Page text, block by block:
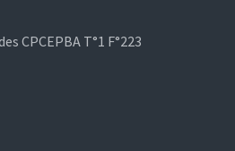
CPCEPBA T°1 F°223